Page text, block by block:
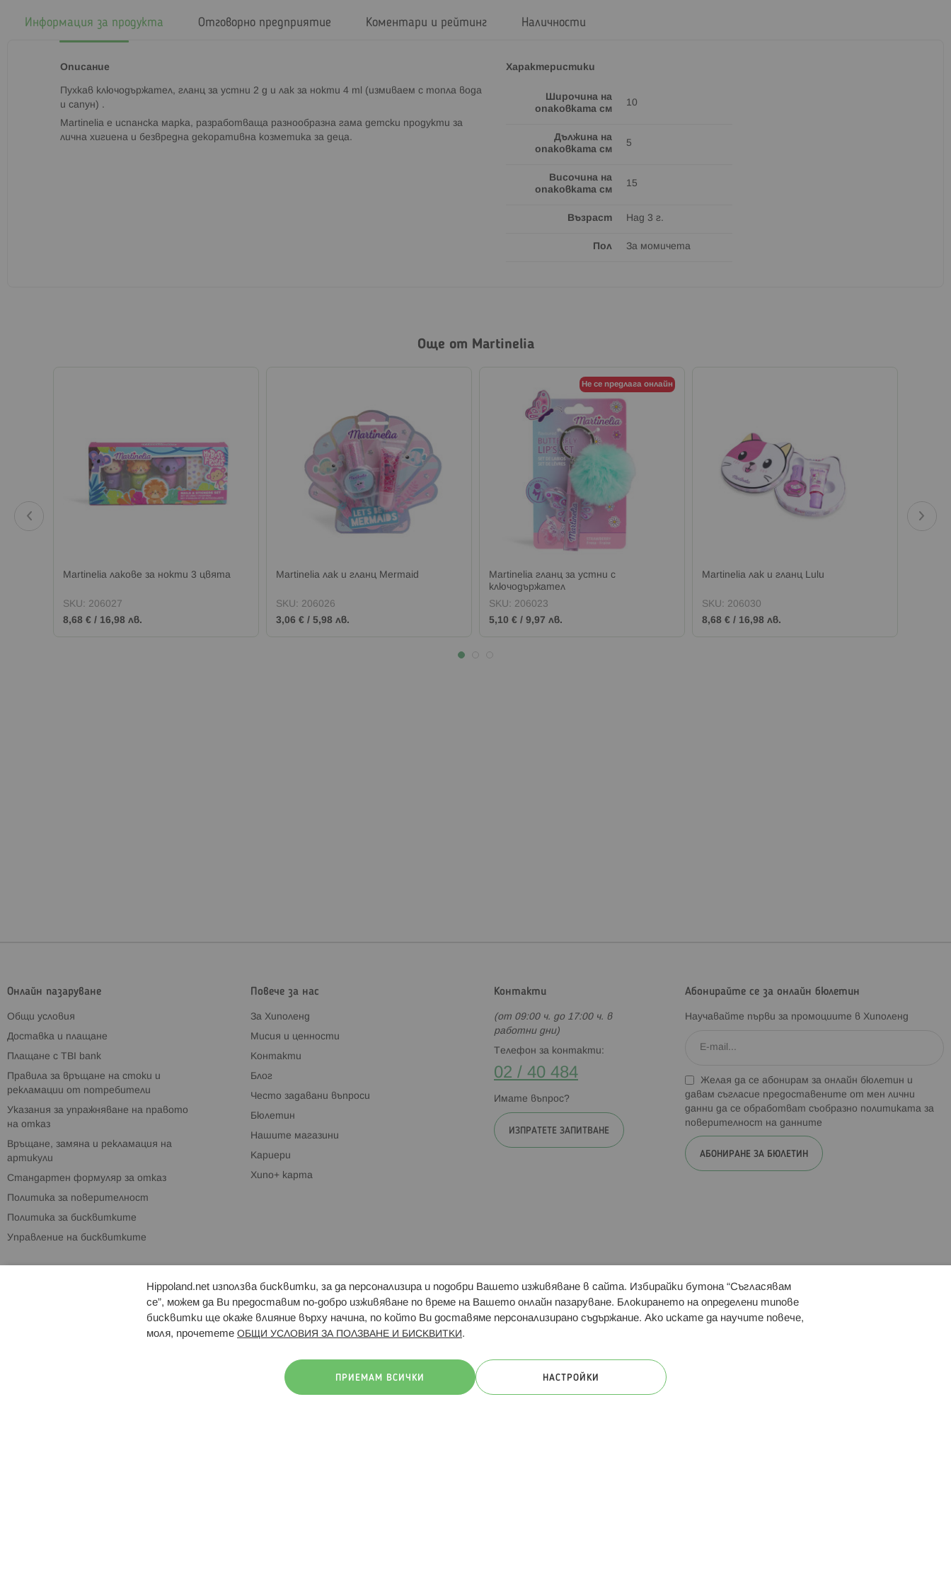
Информация за продукта
Описание
Пухкав ключодържател, гланц за устни 2 g и лак за нокти 4 ml (измиваем с топла вода
и сапун) .
Martinelia е испанска марка, разработваща разнообразна гама детски продукти за
лична хигиена и безвредна декоративна козметика за деца.
Характеристики
Широчина на
опаковката см
10
Дължина на
опаковката см
5
Височина на
опаковката см
15
Възраст Над 3 г.
Пол За момичета
Отговорно предприятие Коментари и рейтинг Наличности
Още от Martinelia
Martinelia лакове за нокти 3 цвята
SKU: 206027
8,68 € / 16,98 лв.
Martinelia лак и гланц Mermaid
SKU: 206026
3,06 € / 5,98 лв.
Не се предлага онлайн
Martinelia гланц за устни с
ключодържател
SKU: 206023
5,10 € / 9,97 лв.
Martinelia лак и гланц Lulu
SKU: 206030
8,68 € / 16,98 лв.
Онлайн пазаруване
Общи условия
Доставка и плащане
Плащане с TBI bank
Правила за връщане на стоки и
рекламации от потребители
Указания за упражняване на правото
на отказ
Връщане, замяна и рекламация на
артикули
Стандартен формуляр за отказ
Политика за поверителност
Политика за бисквитките
Управление на бисквитките
Повече за нас
За Хиполенд
Мисия и ценности
Контакти
Блог
Често задавани въпроси
Бюлетин
Нашите магазини
Кариери
Хипо+ карта
Контакти
(от 09:00 ч. до 17:00 ч. в
работни дни)
Телефон за контакти:
02 / 40 484
Имате въпрос?
ИЗПРАТЕТЕ ЗАПИТВАНЕ
Абонирайте се за онлайн бюлетин
Научавайте първи за промоциите в Хиполенд
Желая да се абонирам за онлайн бюлетин и
давам съгласие предоставените от мен лични
данни да се обработват съобразно политиката за
поверителност на данните
АБОНИРАНЕ ЗА БЮЛЕТИН
Брошури Магазини Свързани сайтове: Hippoland.ro Последвайте ни:
Hippoland.net използва бисквитки, за да персонализира и подобри Вашето изживяване в сайта. Избирайки бутона “Съгласявам
се”, можем да Ви предоставим по-добро изживяване по време на Вашето онлайн пазаруване. Блокирането на определени типове
бисквитки ще окаже влияние върху начина, по който Ви доставяме персонализирано съдържание. Ако искате да научите повече,
моля, прочетете ОБЩИ УСЛОВИЯ ЗА ПОЛЗВАНЕ И БИСКВИТКИ .
ПРИЕМАМ ВСИЧКИ НАСТРОЙКИ